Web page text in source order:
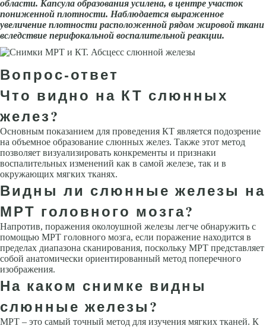
области. Капсула образования усилена, в центре участок
пониженной плотности. Наблюдается выраженное
увеличение плотности расположенной рядом жировой ткани
вследствие перифокальной воспалительной реакции.
Вопрос-ответ
Что видно на КТ слюнных
желез?
Основным показанием для проведения КТ является подозрение
на объемное образование слюнных желез. Также этот метод
позволяет визуализировать конкременты и признаки
воспалительных изменений как в самой железе, так и в
окружающих мягких тканях.
Видны ли слюнные железы на
МРТ головного мозга?
Напротив, поражения околоушной железы легче обнаружить с
помощью МРТ головного мозга, если поражение находится в
пределах диапазона сканирования, поскольку МРТ представляет
собой анатомически ориентированный метод поперечного
изображения.
На каком снимке видны
слюнные железы?
МРТ – это самый точный метод для изучения мягких тканей. К